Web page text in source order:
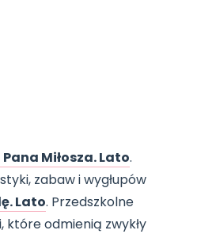
Miłosza. Lato.
zabaw i wygłupów
Lato. Przedszkolne
które odmienią zwykły